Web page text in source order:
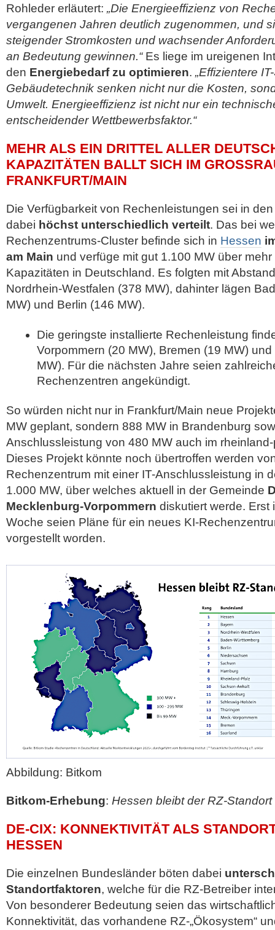
Rohleder erläutert: „Die Energieeffizienz von
vergangenen Jahren deutlich zugenommen, und
steigender Stromkosten und wachsender
an Bedeutung gewinnen.“Es liege im ureigenen
den Energiebedarf zu optimieren. „Effizientere
Gebäudetechnik senken nicht nur die Kosten,
Umwelt. Energieeffizienz ist nicht nur ein
entscheidender Wettbewerbsfaktor.“
MEHR ALS EIN DRITTEL ALLER
KAPAZITÄTEN BALLT SICH IM
RANKFURT/MAIN
Die Verfügbarkeit von Rechenleistungen sei in
dabei höchst unterschiedlich verteilt. Das bei
Rechenzentrums-Cluster befinde sich in Hessen
am Main und verfüge mit gut 1.100 MW über
Kapazitäten in Deutschland. Es folgten mit
Nordrhein-Westfalen (378 MW), dahinter lägen
MW) und Berlin (146 MW).
Die geringste installierte Rechenleistung
Vorpommern (20 MW), Bremen (19 MW)
MW). Für die nächsten Jahre seien
Rechenzentren angekündigt.
So würden nicht nur in Frankfurt/Main neue
MW geplant, sondern 888 MW in Brandenburg
Anschlussleistung von 480 MW auch im
Dieses Projekt könnte noch übertroffen werden
Rechenzentrum mit einer IT-Anschlussleistung in
1.000 MW, über welches aktuell in der Gemeinde
Mecklenburg-Vorpommern diskutiert werde. Erst
Woche seien Pläne für ein neues KI-
vorgestellt worden.
Abbildung: Bitkom
Bitkom-Erhebung: Hessen bleibt der RZ-
DE-CIX: KONNEKTIVITÄT ALS
HESSEN
Die einzelnen Bundesländer böten dabei
Standortfaktoren, welche für die RZ-Betreiber
Von besonderer Bedeutung seien das
Konnektivität, das vorhandene RZ-„Ökosystem“